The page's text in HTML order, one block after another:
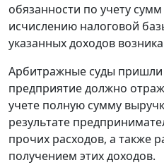
обязанности по учету
исчислению налоговой
указанных доходов
Арбитражные суды пришли
предприятие должно
учете полную сумму
результате
прочих расходов, а также
получением этих доходов.